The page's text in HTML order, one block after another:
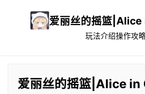
爱丽丝的摇篮
玩法介绍操作攻
爱丽丝的摇篮|Alice in